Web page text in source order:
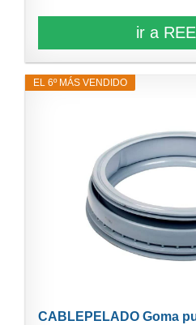
ir a
EL 6º MÁS VENDIDO
CABLEPELADO Goma